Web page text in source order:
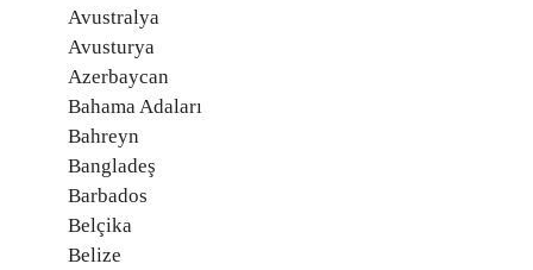
Avustralya
Avusturya
Azerbaycan
Bahama Adaları
Bahreyn
Bangladeş
Barbados
Belçika
Belize